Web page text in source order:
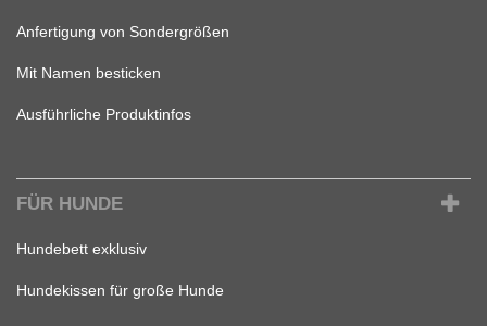
Anfertigung von Sondergrößen
Mit Namen besticken
Ausführliche Produktinfos
FÜR HUNDE
Hundebett exklusiv
Hundekissen für große Hunde